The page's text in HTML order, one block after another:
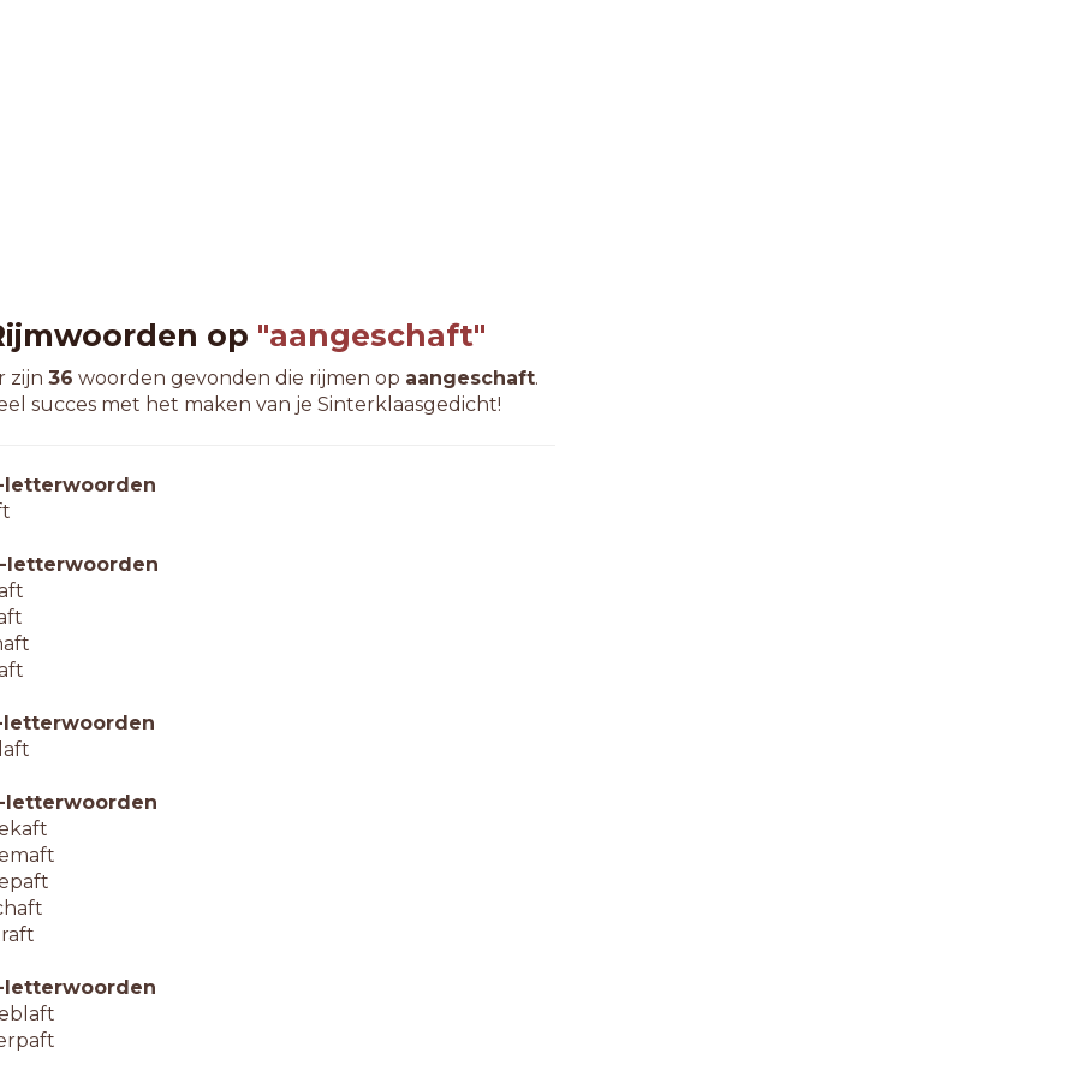
op "aangeschaft"
zijn 36 woorden gevonden die rijmen op aangeschaft.
succes met het maken van je Sinterklaasgedicht!
letterwoorden
letterwoorden
letterwoorden
letterwoorden
letterwoorden